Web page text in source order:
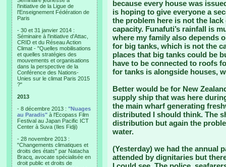
l'initiative de la Ligue de
l'Enseignement Fédération de
Paris
- 30 et 31 janvier 2014 :
Séminaire à l'initiative d'Attac,
CRID et du Réseau Action
Climat - "Quelles mobilisations
et quelles stratégies des
mouvements et organisations
dans la perspective de la
Conférence des Nations-
Unies sur le climat Paris 2015
?"
2013
- 8 décembre 2013 : "Nuages
au Paradis" à l'Ecopass Film
Festival au Japan Pacific ICT
Center à Suva (Iles Fidji)
- 28 novembre 2013 :
"Changements climatiques et
droits des états" par Natacha
Bracq, avocate spécialisée en
droit public et droits de
because every house was
is hoping to give everyone a
the problem here is not the
capacity. Funafuti’s rainfall is
where my family also depends
for big tanks, which is not the
places that big tanks could be
have to be connected to roofs
for tanks is alongside houses,
Better would be for New
supply ship that was here
the main wharf generating
distributed I should think. The
distribution but again the
water.
(Yesterday) we had the annual
attended by dignitaries but